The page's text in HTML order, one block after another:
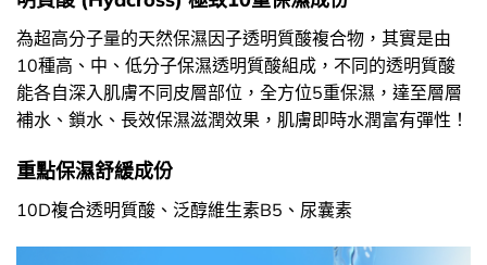
為超高分子量的天然保濕因子透明質酸複合物，其實是由
10種高、中、低分子保濕透明質酸組成，不同的透明質酸
能各自深入肌膚不同皮層部位，全方位5重保濕，達至層層
補水、鎖水、長效保濕滋潤效果，肌膚即時水潤富有彈性！
重點保濕舒緩成份
10D複合透明質酸、泛醇維生素B5、尿囊素